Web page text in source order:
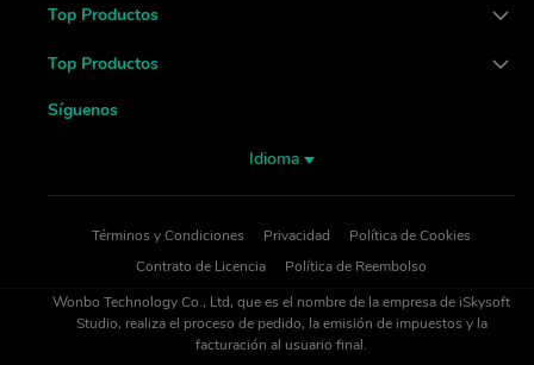
Top Productos
Top Productos
Síguenos
Idioma
Términos y Condiciones Privacidad
Política de Cookies
Contrato de Licencia
Política de Reembolso
Wonbo Technology Co., Ltd, que es el nombre de la empresa de iSkysoft
Studio, realiza el proceso de pedido, la emisión de impuestos y la
facturación al usuario final.